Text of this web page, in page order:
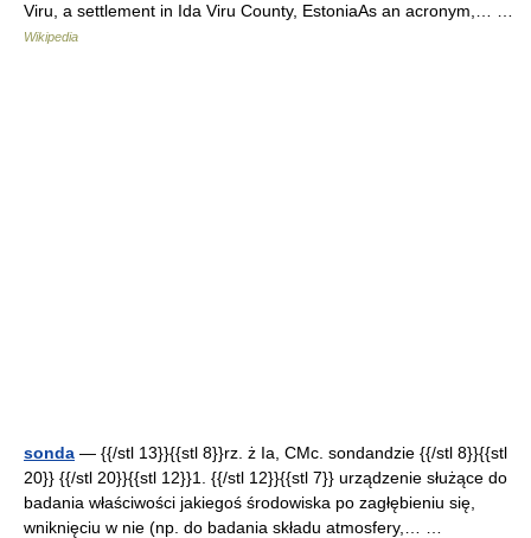
Viru, a settlement in Ida Viru County, EstoniaAs an acronym,… …
Wikipedia
sonda — {{/stl 13}}{{stl 8}}rz. ż Ia, CMc. sondandzie {{/stl 8}}{{stl
20}} {{/stl 20}}{{stl 12}}1. {{/stl 12}}{{stl 7}} urządzenie służące do
badania właściwości jakiegoś środowiska po zagłębieniu się,
wniknięciu w nie (np. do badania składu atmosfery,… …